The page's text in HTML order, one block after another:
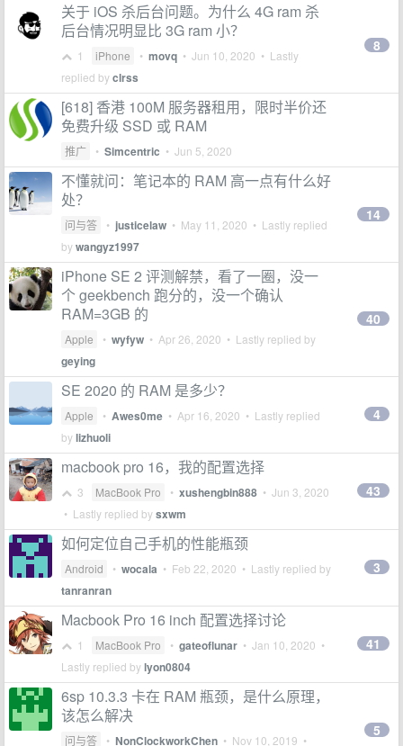
关于 iOS 杀后台问题。为什么 4G ram 杀
后台情况明显比 3G ram 小？
1 iPhone • movq • Jun 10, 2020 • Lastly
replied byclrss
8
[618] 香港 100M 服务器租用，限时半价还
免费升级 SSD 或 RAM
推广 • Simcentric • Jun 5, 2020
不懂就问：笔记本的 RAM 高一点有什么好
处？
问与答 • justicelaw • May 11, 2020 • Lastly replied
bywangyz1997
14
iPhone SE 2 评测解禁，看了一圈，没一
个 geekbench 跑分的，没一个确认
RAM=3GB 的
Apple • wyfyw • Apr 26, 2020 • Lastly replied by
geying
40
SE 2020 的 RAM 是多少？
Apple • Awes0me • Apr 16, 2020 • Lastly replied
bylizhuoli
4
macbook pro 16，我的配置选择
3 MacBook Pro • xushengbin888 • Jun 3, 2020
• Lastly replied bysxwm
43
如何定位自己手机的性能瓶颈
Android • wocala • Feb 22, 2020 • Lastly replied by
tanranran
3
Macbook Pro 16 inch 配置选择讨论
1 MacBook Pro • gateoflunar • Jan 10, 2020 •
Lastly replied bylyon0804
41
6sp 10.3.3 卡在 RAM 瓶颈，是什么原理，
该怎么解决
问与答 • NonClockworkChen • Nov 10, 2019 •
5